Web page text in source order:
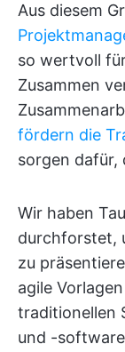
Aus diesem
so wertvoll
Zusammen
fördern die
sorgen dafür,
Wir haben
durchforstet,
zu
agile
traditionellen
und -